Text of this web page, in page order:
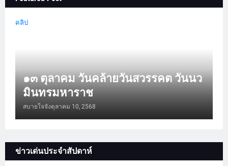
คลิป
๑๓ ตุลาคม วันคล้ายวันสวรรคต วันนว
มินทรมหาราช
สบายใจจังตุลาคม 10, 2568
ข่าวเด่นประจำสัปดาห์